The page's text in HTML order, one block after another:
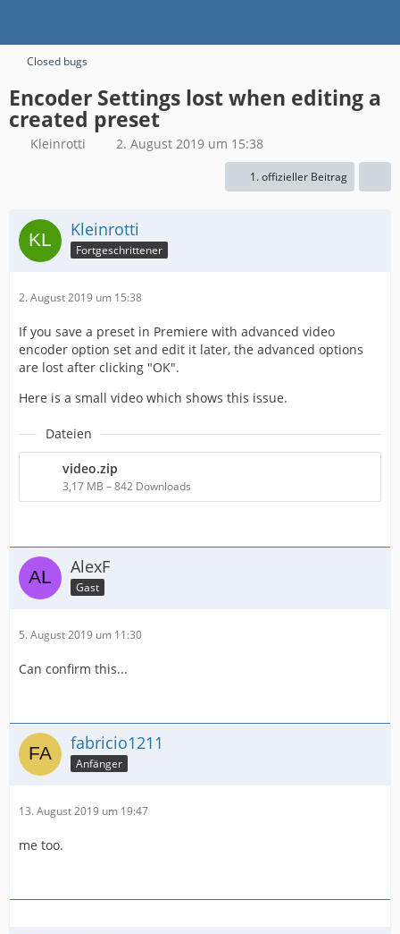
Closed bugs
Encoder Settings lost when editing a
created preset
Kleinrotti 2. August 2019 um 15:38
1. offizieller Beitrag
Kleinrotti
Fortgeschrittener
2. August 2019 um 15:38
If you save a preset in Premiere with advanced video
encoder option set and edit it later, the advanced options
are lost after clicking "OK".
Here is a small video which shows this issue.
Dateien
video.zip
3,17 MB – 842 Downloads
AlexF
Gast
5. August 2019 um 11:30
Can confirm this...
fabricio1211
Anfänger
13. August 2019 um 19:47
me too.